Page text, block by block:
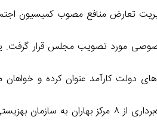
تعارض منافع مصوب کمیسیون
مورد تصویب مجلس قرار گرفت.
دولت کارآمد عنوان کرده و خواهان
بهاره آروین، عضو شورای شهر تهران، ضمن بیان ابهامات لایحه «مجوز واگذاری حق